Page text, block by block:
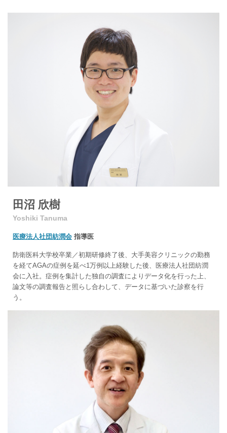
田沼 欣樹
Yoshiki Tanuma
医療法人社団紡潤会 指導医
防衛医科大学校卒業／初期研修終了後、大手美容クリニックの勤務
を経てAGAの症例を延べ1万例以上経験した後、医療法人社団紡潤
会に入社。症例を集計した独自の調査によりデータ化を行った上、
論文等の調査報告と照らし合わして、データに基づいた診察を行
う。